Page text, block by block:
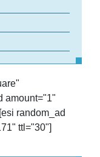
amount="1"
random_ad
ttl="30"]